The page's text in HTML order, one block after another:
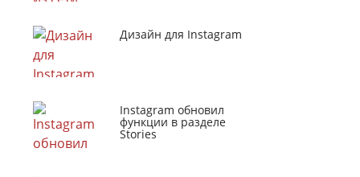
Дизайн для Instagram
Instagram обновил
функции в разделе
Stories